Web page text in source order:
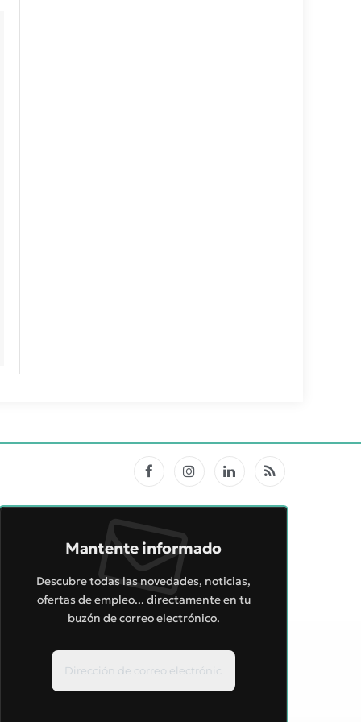
FacebookInstagramLinkedInRSS
Mantente informado
Descubre todas las novedades, noticias,
ofertas de empleo... directamente en tu
buzón de correo electrónico.